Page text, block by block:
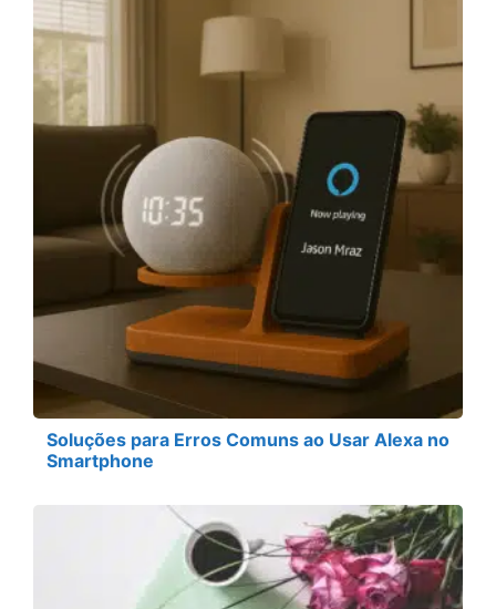
Soluções para Erros Comuns ao Usar Alexa no
Smartphone